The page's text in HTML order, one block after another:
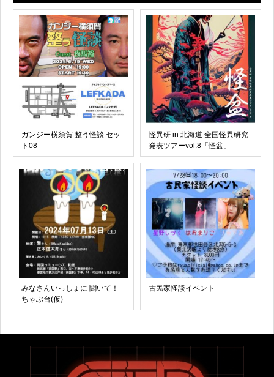
ガンジー横須賀 整う怪談 セッ
ト08
怪異研 in 北海道 全国怪異研究
発表ツアーvol.8「怪盆」
みなさんいっしょに 聞いて！
ちゃぶ台(仮)
古民家怪談イベント